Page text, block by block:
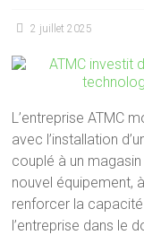
2 juillet 2025
L’entreprise ATMC
avec l’installation
couplé à un
nouvel équipement,
renforcer la
l’entreprise dans le